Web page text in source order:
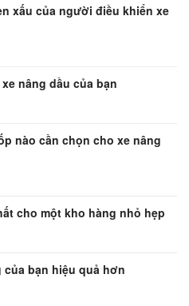
xấu của người điều khiển xe
nâng dầu của bạn
nào cần chọn cho xe nâng
cho một kho hàng nhỏ hẹp
bạn hiệu quả hơn